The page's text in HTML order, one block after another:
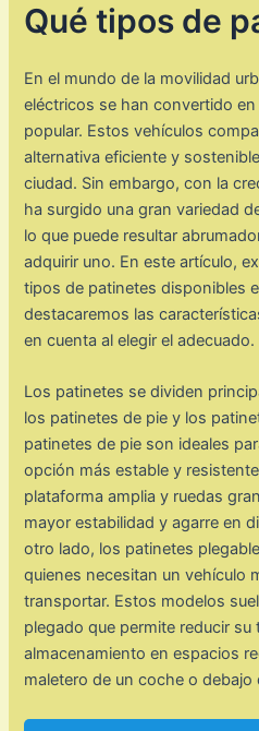
Qué tipos de
En el mundo de la movilidad
eléctricos se han convertido
popular. Estos vehículos
alternativa eficiente y
ciudad. Sin embargo, con la
ha surgido una gran variedad
lo que puede resultar
adquirir uno. En este artículo,
tipos de patinetes disponibles
destacaremos las
en cuenta al elegir el adecuado.
Los patinetes se dividen
los patinetes de pie y los
patinetes de pie son ideales
opción más estable y
plataforma amplia y ruedas
mayor estabilidad y agarre en
otro lado, los patinetes
quienes necesitan un vehículo
transportar. Estos modelos
plegado que permite reducir
almacenamiento en espacios
maletero de un coche o